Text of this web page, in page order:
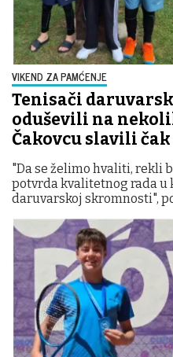
VIKEND ZA PAMĆENJE
Tenisači
oduševili na
Čakovcu slavili
"Da se želimo hvaliti, rekli
potvrda kvalitetnog rada
daruvarskoj skromnosti",